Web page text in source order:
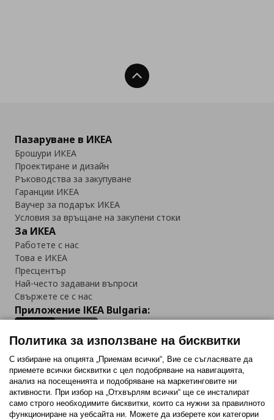
Нагоре
Пазаруване в ИКЕА
Брошури ИКЕА
Проектиране и дизайн
Ръководства за закупуване
Гаранции ИКЕА
Ваучер за подарък ИКЕА
Условия за връщане на закупени стоки
За ИКЕА
Работете с нас
Това е ИКЕА
Пресцентър
Най-често задавани въпроси
Свържете се с нас
Приложение IKEA Bulgaria:
Последвайте ни:
FacebookTwitterYoutubePinterestInstagram
Политика за използване на бисквитки
С избиране на опцията „Приемам всички“, Вие се съгласявате да
приемете всички бисквитки с цел подобряване на навигацията,
анализ на посещенията и подобряване на маркетинговите ни
активности. При избор на „Отхвърлям всички“ ще се инсталират
само строго необходимитe бисквитки, които са нужни за правилното
функциониране на уебсайта ни. Можете да изберете кои категории